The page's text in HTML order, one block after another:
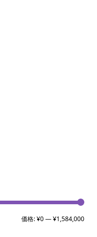
価格:¥0—¥1,584,000